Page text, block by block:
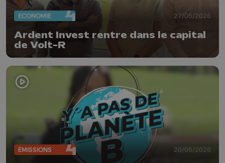
ECONOMIE 27/05/2026
Ardent Invest rentre dans le capital
de Volt-R
ÉMISSIONS 20/05/2026